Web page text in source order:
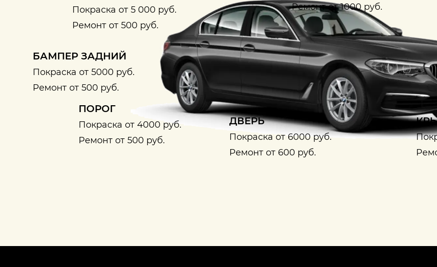
Ремонт от 1000 руб.
Покраска от 5 000 руб.
Ремонт от 500 руб.
БАМПЕР ЗАДНИЙ
Покраска от 5000 руб.
Ремонт от 500 руб.
ПОРОГ
Покраска от 4000 руб.
Ремонт от 500 руб.
ДВЕРЬ
Покраска от 6000 руб.
Ремонт от 600 руб.